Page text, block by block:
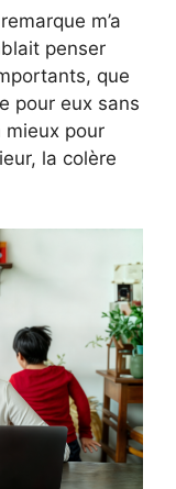
m’a
penser
que
pour eux sans
mieux pour
la colère